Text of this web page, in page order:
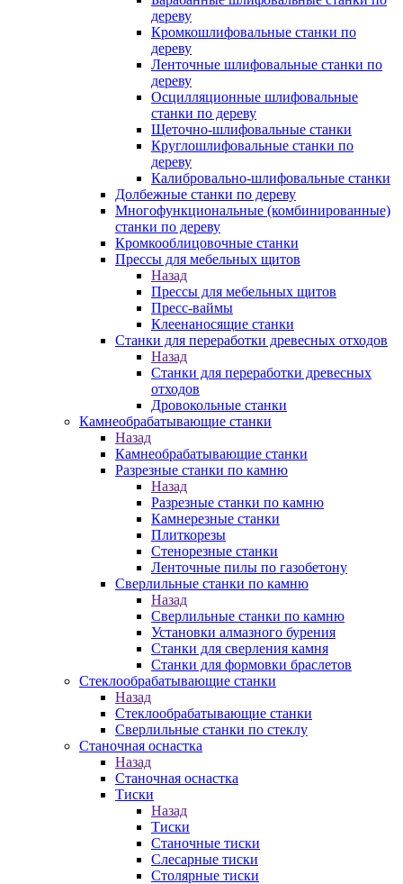
дереву
Кромкошлифовальные станки по
дереву
Ленточные шлифовальные станки по
дереву
Осцилляционные шлифовальные
станки по дереву
Щеточно-шлифовальные станки
Круглошлифовальные станки по
дереву
Калибровально-шлифовальные станки
Долбежные станки по дереву
Многофункциональные (комбинированные)
станки по дереву
Кромкооблицовочные станки
Прессы для мебельных щитов
Назад
Прессы для мебельных щитов
Пресс-ваймы
Клеенаносящие станки
Станки для переработки древесных отходов
Назад
Станки для переработки древесных
отходов
Дровокольные станки
Камнеобрабатывающие станки
Назад
Камнеобрабатывающие станки
Разрезные станки по камню
Назад
Разрезные станки по камню
Камнерезные станки
Плиткорезы
Стенорезные станки
Ленточные пилы по газобетону
Сверлильные станки по камню
Назад
Сверлильные станки по камню
Установки алмазного бурения
Станки для сверления камня
Станки для формовки браслетов
Стеклообрабатывающие станки
Назад
Стеклообрабатывающие станки
Сверлильные станки по стеклу
Станочная оснастка
Назад
Станочная оснастка
Тиски
Назад
Тиски
Станочные тиски
Слесарные тиски
Столярные тиски